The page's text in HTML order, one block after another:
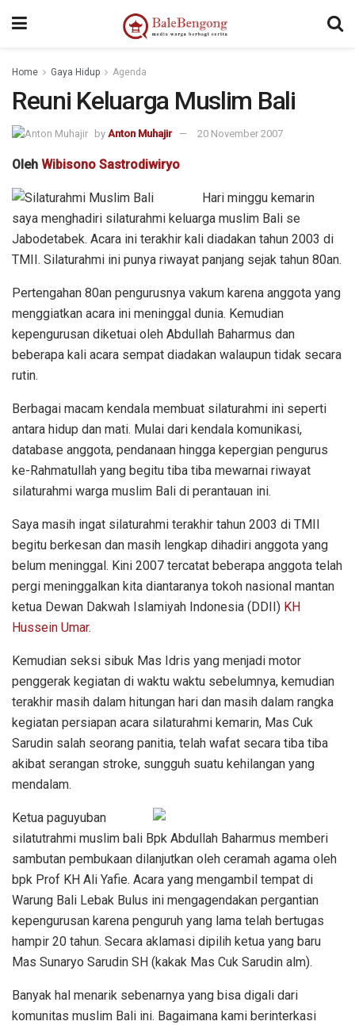
Home Gaya Hidup Agenda
Reuni Keluarga Muslim Bali
by Anton Muhajir 20 November 2007
Oleh Wibisono Sastrodiwiryo
Hari minggu kemarin
saya menghadiri silaturahmi keluarga muslim Bali se
Jabodetabek. Acara ini terakhir kali diadakan tahun 2003 di
TMII. Silaturahmi ini punya riwayat panjang sejak tahun 80an.
Pertengahan 80an pengurusnya vakum karena anggota yang
menggiatkan acara ini meninggal dunia. Kemudian
kepengurusan diketuai oleh Abdullah Baharmus dan
beberapa kali acara sempat diadakan walaupun tidak secara
rutin.
Berbagai macam kendala membuat silaturahmi ini seperti
antara hidup dan mati. Mulai dari kendala komunikasi,
database anggota, pendanaan hingga kepergian pengurus
ke-Rahmatullah yang begitu tiba tiba mewarnai riwayat
silaturahmi warga muslim Bali di perantauan ini.
Saya masih ingat silaturahmi terakhir tahun 2003 di TMII
begitu berkesan dan masih lengkap dihadiri anggota yang
belum meninggal. Kini 2007 tercatat beberapa anggota telah
pergi meninggalkan kita diantaranya tokoh nasional mantan
ketua Dewan Dakwah Islamiyah Indonesia (DDII) KH
Hussein Umar.
Kemudian seksi sibuk Mas Idris yang menjadi motor
penggerak kegiatan di waktu waktu sebelumnya, kemudian
terakhir masih dalam hitungan hari dan masih dalam rangka
kegiatan persiapan acara silaturahmi kemarin, Mas Cuk
Sarudin salah seorang panitia, telah wafat secara tiba tiba
akibat serangan stroke, sungguh suatu kehilangan yang
mendalam.
Ketua paguyuban
silatutrahmi muslim bali Bpk Abdullah Baharmus memberi
sambutan pembukaan dilanjutkan oleh ceramah agama oleh
bpk Prof KH Ali Yafie. Acara yang mengambil tempat di
Warung Bali Lebak Bulus ini mengagendakan pergantian
kepengurusan karena penguruh yang lama telah bertugas
hampir 20 tahun. Secara aklamasi dipilih ketua yang baru
Mas Sunaryo Sarudin SH (kakak Mas Cuk Sarudin alm).
Banyak hal menarik sebenarnya yang bisa digali dari
komunitas muslim Bali ini. Bagaimana kami berinterkasi